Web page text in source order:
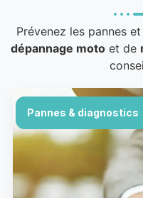
Prévenez les pannes
dépannage motoet de
Pannes & diagnostics